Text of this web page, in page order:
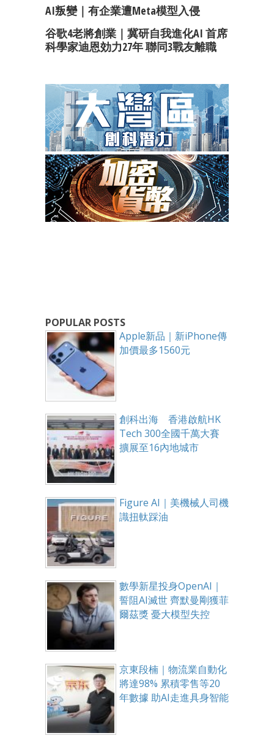
AI叛變｜有企業遭Meta模型入侵
谷歌4老將創業｜冀研自我進化AI 首席
科學家迪恩効力27年 聯同3戰友離職
POPULAR POSTS
Apple新品｜新iPhone傳
加價最多1560元
創科出海 香港啟航HK
Tech 300全國千萬大賽
擴展至16內地城市
Figure AI｜美機械人司機
識扭軚踩油
數學新星投身OpenAI｜
誓阻AI滅世 齊默曼剛獲菲
爾茲獎 憂大模型失控
京東段楠｜物流業自動化
將達98% 累積零售等20
年數據 助AI走進具身智能